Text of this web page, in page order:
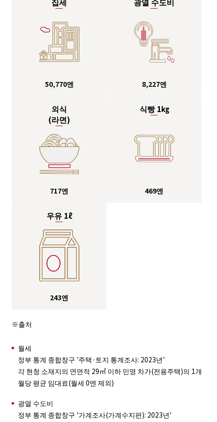
50,770엔 8,227엔
외식
(라면)
717엔
식빵 1㎏
469엔
우유 1ℓ
243엔
※출처
월세
정부 통계 종합창구 '주택·토지 통계조사: 2023년'
각 현청 소재지의 연면적 29㎡ 이하 민영 차가(전용주택)의 1개
월당 평균 임대료(월세 0엔 제외)
광열 수도비
정부 통계 종합창구 '가계조사(가계수지편): 2023년'